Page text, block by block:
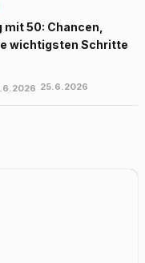
50: Chancen,
wichtigsten Schritte
25.6.2026